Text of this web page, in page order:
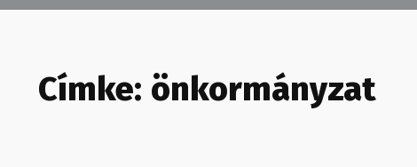
Címke: önkormányzat